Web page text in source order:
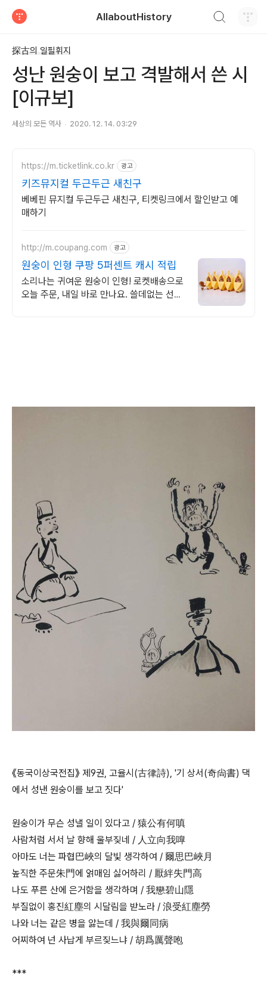
AllaboutHistory
探古의 일필휘지
성난 원숭이 보고 격발해서 쓴 시
[이규보]
세상의 모든 역사 2020. 12. 14. 03:29
https://m.ticketlink.co.kr 광고
키즈뮤지컬 두근두근 새친구
베베핀 뮤지컬 두근두근 새친구, 티켓링크에서 할인받고 예
매하기
http://m.coupang.com 광고
원숭이 인형 쿠팡 5퍼센트 캐시 적립
소리나는 귀여운 원숭이 인형! 로켓배송으로
오늘 주문, 내일 바로 만나요. 쓸데없는 선물
《동국이상국전집》 제9권, 고율시(古律詩), '기 상서(奇尙書) 댁
에서 성낸 원숭이를 보고 짓다'
원숭이가 무슨 성낼 일이 있다고 / 猿公有何嗔
사람처럼 서서 날 향해 울부짖네 / 人立向我嘷
아마도 너는 파협巴峽의 달빛 생각하여 / 爾思巴峽月
높직한 주문朱門에 얽매임 싫어하리 / 厭絆失門高
나도 푸른 산에 은거함을 생각하며 / 我戀碧山隱
부질없이 홍진紅塵의 시달림을 받노라 / 浪受紅塵勞
나와 너는 같은 병을 앓는데 / 我與爾同病
어찌하여 넌 사납게 부르짖느냐 / 胡爲厲聲咆
***